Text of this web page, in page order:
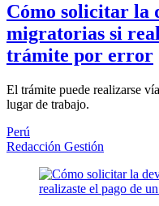
Cómo solicitar la
migratorias si
trámite por error
El trámite puede realizarse
lugar de trabajo.
Perú
Redacción Gestión